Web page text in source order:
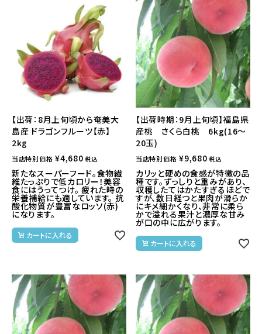
【出荷：8月上旬頃から奄美大
島産 ドラゴンフルーツ【赤】
2kg
当店特別価格 ¥4,680 税込
新たなスーパーフード。食物繊
維たっぷりで低カロリー！美容
食にはうってつけ。 疲れた時の
栄養補給にも適しています。 抗
酸化物質が豊富なロッソ(赤)
になります。
カートに入れる
【出荷時期：9月上旬頃】福島県
産桃 さくら白桃 6kg(16～
20玉)
当店特別価格 ¥9,680 税込
カリッと硬めの食感が特徴の品
種です。ずっしりと重みがあり、
収穫したてはかたすぎるほどで
すが、数日経つと果肉が滑らか
にキメ細かくなり、非常に柔ら
かで溢れる果汁と濃厚な甘み
が口の中に広がります。
カートに入れる